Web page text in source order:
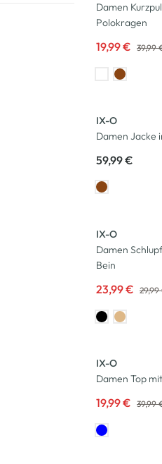
Damen
Polokragen
19,99 € 39,99
IX-O
Damen Jacke
59,99 €
IX-O
Damen
Bein
23,99 €
IX-O
Damen Top
19,99 € 39,99